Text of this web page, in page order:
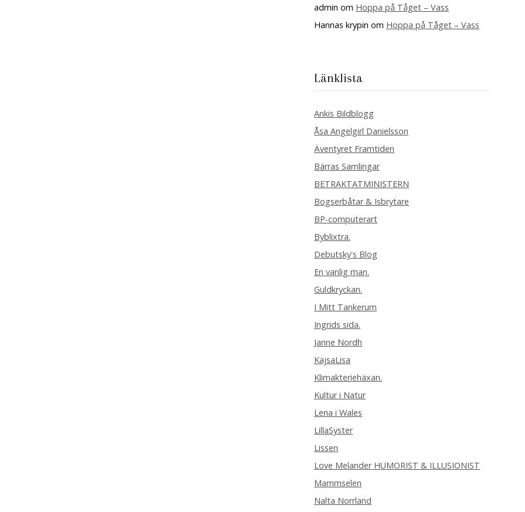
admin om Hoppa på Tåget – Vass
Hannas krypin om Hoppa på Tåget – Vass
Länklista
Ankis Bildblogg
Åsa Angelgirl Danielsson
Äventyret Framtiden
Bärras Samlingar
BETRAKTATMINISTERN
Bogserbåtar & Isbrytare
BP-computerart
Byblixtra.
Debutsky's Blog
En vanlig man.
Guldkryckan.
I Mitt Tankerum
Ingrids sida.
Janne Nordh
KajsaLisa
Klimakteriehäxan.
Kultur i Natur
Lena i Wales
LillaSyster
Lissen
Love Melander HUMORIST & ILLUSIONIST
Mammselen
Nalta Norrland